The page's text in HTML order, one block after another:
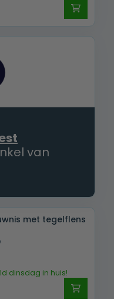
van
met tegelflens
dinsdag in huis!